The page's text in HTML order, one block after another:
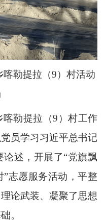
勒提拉（9）村活动
勒提拉（9）村工作
员学习习近平总书记
述，开展了“党旗飘
志愿服务活动，平整
论武装、凝聚了思想
。